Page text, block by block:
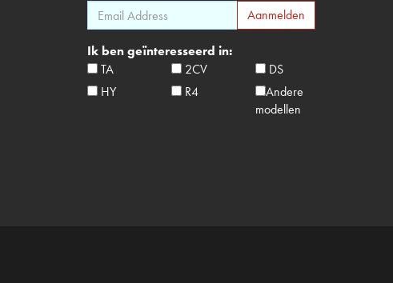
Ik ben geïnteresseerd in:
TA
2CV
DS
HY
R4
Andere
modellen